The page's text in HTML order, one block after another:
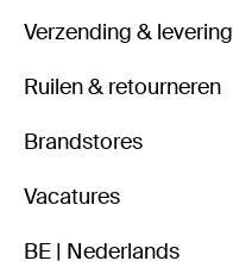
Verzending & levering
Ruilen & retourneren
Brandstores
Vacatures
BE | Nederlands